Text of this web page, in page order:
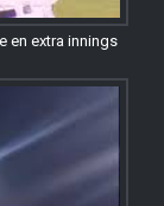
en extra innings